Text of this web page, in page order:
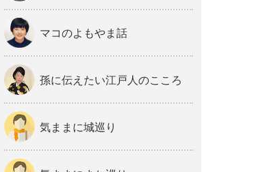
マコのよもやま話
孫に伝えたい江戸人のこころ
気ままに城巡り